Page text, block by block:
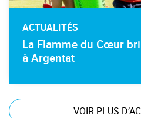
ACTUALITÉS
La Flamme du Cœur
à Argentat
VOIR PLUS